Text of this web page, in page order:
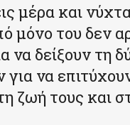
μέρα και
μόνο του δεν
να δείξουν τη
να
ζωή τους και